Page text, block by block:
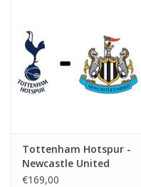
Tottenham Hotspur -
Newcastle United
€169,00